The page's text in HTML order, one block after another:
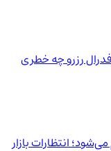
رزرو چه خطری
انتظارات بازار